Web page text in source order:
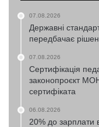
07.08.2026
Державні
передбачає
07.08.2026
Сертифікація
законопроєкт МОН
сертифіката
06.08.2026
20% до зарплати